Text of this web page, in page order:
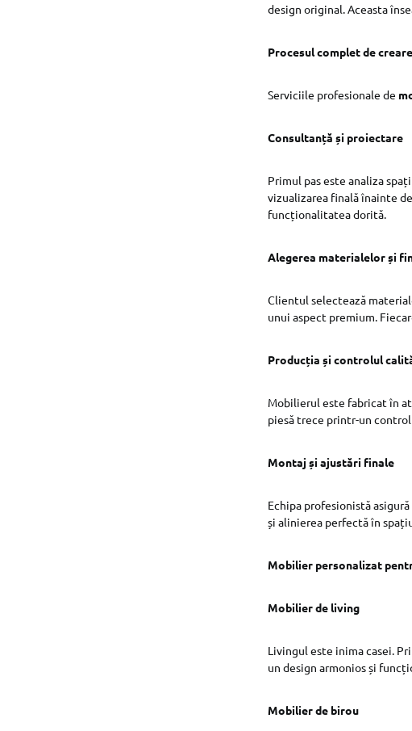
design original. Aceasta
Procesul complet de
Serviciile profesionale de
Consultanță și proiectare
Primul pas este analiza
vizualizarea finală înainte
funcționalitatea dorită.
Alegerea materialelor și
Clientul selectează
unui aspect premium.
Producția și controlul
Mobilierul este fabricat în
piesă trece printr-un
Montaj și ajustări finale
Echipa profesionistă
și alinierea perfectă în
Mobilier personalizat
Mobilier de living
Livingul este inima casei.
un design armonios și
Mobilier de birou